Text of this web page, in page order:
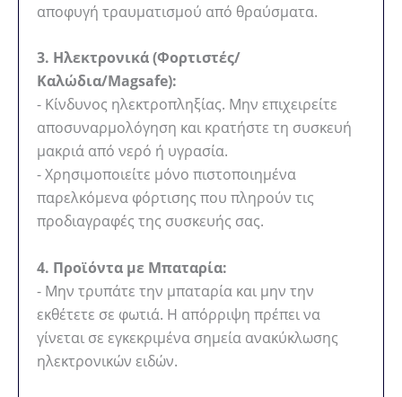
αποφυγή τραυματισμού από θραύσματα.
3. Ηλεκτρονικά (Φορτιστές/
Καλώδια/Magsafe):
- Κίνδυνος ηλεκτροπληξίας. Μην επιχειρείτε
αποσυναρμολόγηση και κρατήστε τη συσκευή
μακριά από νερό ή υγρασία.
- Χρησιμοποιείτε μόνο πιστοποιημένα
παρελκόμενα φόρτισης που πληρούν τις
προδιαγραφές της συσκευής σας.
4. Προϊόντα με Μπαταρία:
- Μην τρυπάτε την μπαταρία και μην την
εκθέτετε σε φωτιά. Η απόρριψη πρέπει να
γίνεται σε εγκεκριμένα σημεία ανακύκλωσης
ηλεκτρονικών ειδών.